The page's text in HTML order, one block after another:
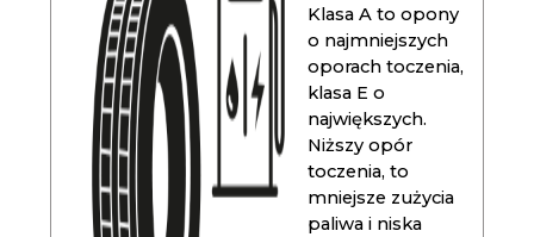
Klasa A to opony
o najmniejszych
oporach toczenia,
klasa E o
największych.
Niższy opór
toczenia, to
mniejsze zużycia
paliwa i niska